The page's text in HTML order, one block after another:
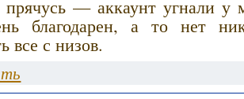
— аккаунт угнали у
благодарен, а то нет
все с низов.